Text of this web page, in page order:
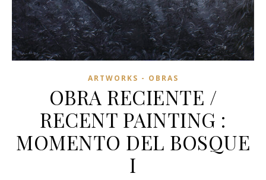
ARTWORKS - OBRAS
OBRA RECIENTE /
RECENT PAINTING :
MOMENTO DEL BOSQUE
I